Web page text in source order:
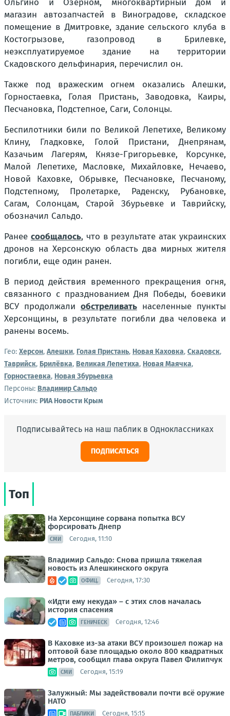
магазин автозапчастей в Виноградове, складское
помещение в Дмитровке, здание сельского клуба в
Костогрызове, газопровод в Брилевке,
неэксплуатируемое здание на территории
Скадовского дельфинария, перечислил он.
Также под вражеским огнем оказались Алешки,
Горностаевка, Голая Пристань, Заводовка, Каиры,
Песчановка, Подстепное, Саги, Солонцы.
Беспилотники били по Великой Лепетихе, Великому
Клину, Гладковке, Голой Пристани, Днепрянам,
Казачьим Лагерям, Князе-Григорьевке, Корсунке,
Малой Лепетихе, Масловке, Михайловке, Нечаево,
Новой Каховке, Обрывке, Песчановке, Песчаному,
Подстепному, Пролетарке, Раденску, Рубановке,
Сагам, Солонцам, Старой Збурьевке и Таврийску,
обозначил Сальдо.
Ранее сообщалось, что в результате атак украинских
дронов на Херсонскую область два мирных жителя
погибли, еще один ранен.
В период действия временного прекращения огня,
связанного с празднованием Дня Победы, боевики
ВСУ продолжали обстреливать населенные пункты
Херсонщины, в результате погибли два человека и
ранены восемь.
Гео: Херсон, Алешки, Голая Пристань, Новая Каховка, Скадовск,
Таврийск, Брилёвка, Великая Лепетиха, Новая Маячка,
Горностаевка, Новая Збурьевка
Персоны: Владимир Сальдо
Источник: РИА Новости Крым
Подписывайтесь на наш паблик в Одноклассниках
ПОДПИСАТЬСЯ
Топ
На Херсонщине сорвана попытка ВСУ
форсировать Днепр
СМИ Сегодня, 11:10
Владимир Сальдо: Снова пришла тяжелая
новость из Алешкинского округа
ОФИЦ. Сегодня, 17:30
«Идти ему некуда» – с этих слов началась
история спасения
ГЕНИЧЕСК Сегодня, 12:46
В Каховке из-за атаки ВСУ произошел пожар на
оптовой базе площадью около 800 квадратных
метров, сообщил глава округа Павел Филипчук
СМИ Сегодня, 15:19
Залужный: Мы задействовали почти всё оружие
НАТО
ПАБЛИКИ Сегодня, 15:15